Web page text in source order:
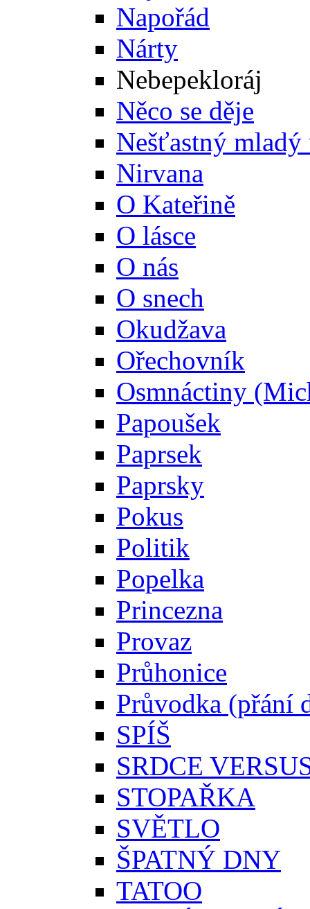
Napořád
Nárty
Nebepekloráj
Něco se děje
Nešťastný
Nirvana
O Kateřině
O lásce
O nás
O snech
Okudžava
Ořechovník
Osmnáctiny
Papoušek
Paprsek
Paprsky
Pokus
Politik
Popelka
Princezna
Provaz
Průhonice
Průvodka (přání
SPÍŠ
SRDCE
STOPAŘKA
SVĚTLO
ŠPATNÝ DNY
TATOO